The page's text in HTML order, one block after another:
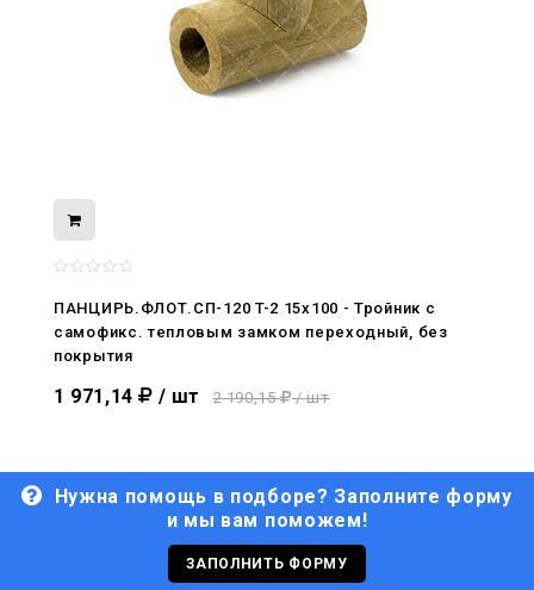
ПАНЦИРЬ.ФЛОТ.СП-120 T-2 15x100 - Тройник c
самофикс. тепловым замком переходный, без
покрытия
1 971,14 / шт 2 190,15 / шт
Нужна помощь в подборе? Заполните форму
и мы вам поможем!
ЗАПОЛНИТЬ ФОРМУ
нами
29.06.2026
С Днём кораблестроителя!